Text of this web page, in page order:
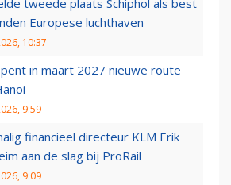
tweede plaats Schiphol als best
Europese luchthaven
10:37
in maart 2027 nieuwe route
9:59
financieel directeur KLM Erik
aan de slag bij ProRail
9:09